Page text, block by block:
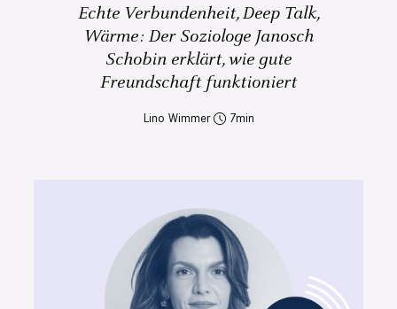
Echte Verbundenheit, Deep Talk,
Wärme: Der Soziologe Janosch
Schobin erklärt, wie gute
Freundschaft funktioniert
Lino Wimmer 7